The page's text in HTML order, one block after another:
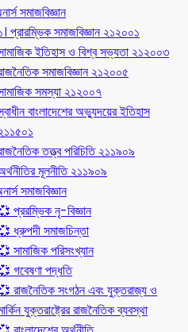
সমাজবিজ্ঞান
প্রারম্ভিক সমাজবিজ্ঞান ২১২০০১
ইতিহাস ও বিশ্ব সভ্যতা ২১২০০৩
সমাজবিজ্ঞান ২১২০০৫
সমস্যা ২১২০০৭
বাংলাদেশের অভ্যুদয়ের ইতিহাস
তত্ত্ব পরিচিতি ২১১৯০৯
মূলনীতি ২১১৯০৯
সমাজবিজ্ঞান
প্ররম্ভিক নৃ-বিজ্ঞান
ধ্রুপদী সমাজচিন্তা
সামাজিক পরিসংখ্যান
গবেষণা পদ্ধতি
রাজনৈতিক সংগঠন এবং যুক্তরাজ্য ও
যুক্তরাষ্ট্রের রাজনৈতিক ব্যবস্থা